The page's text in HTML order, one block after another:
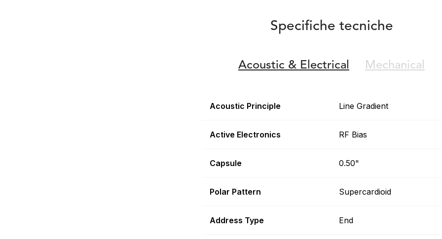
Specifiche tecniche
Acoustic & Electrical Mechanical
Acoustic Principle Line Gradient
Active Electronics RF Bias
Capsule 0.50"
Polar Pattern Supercardioid
Address Type End